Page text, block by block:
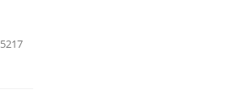
5217